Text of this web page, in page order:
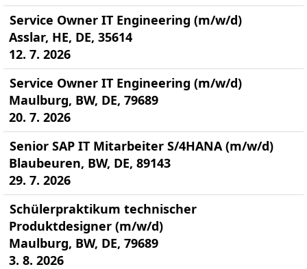
Service Owner IT Engineering (m/w/d)
Asslar, HE, DE, 35614
12. 7. 2026
Service Owner IT Engineering (m/w/d)
Maulburg, BW, DE, 79689
20. 7. 2026
Senior SAP IT Mitarbeiter S/4HANA (m/w/d)
Blaubeuren, BW, DE, 89143
29. 7. 2026
Schülerpraktikum technischer
Produktdesigner (m/w/d)
Maulburg, BW, DE, 79689
3. 8. 2026